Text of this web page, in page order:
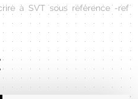
à SVT sous référence -ref